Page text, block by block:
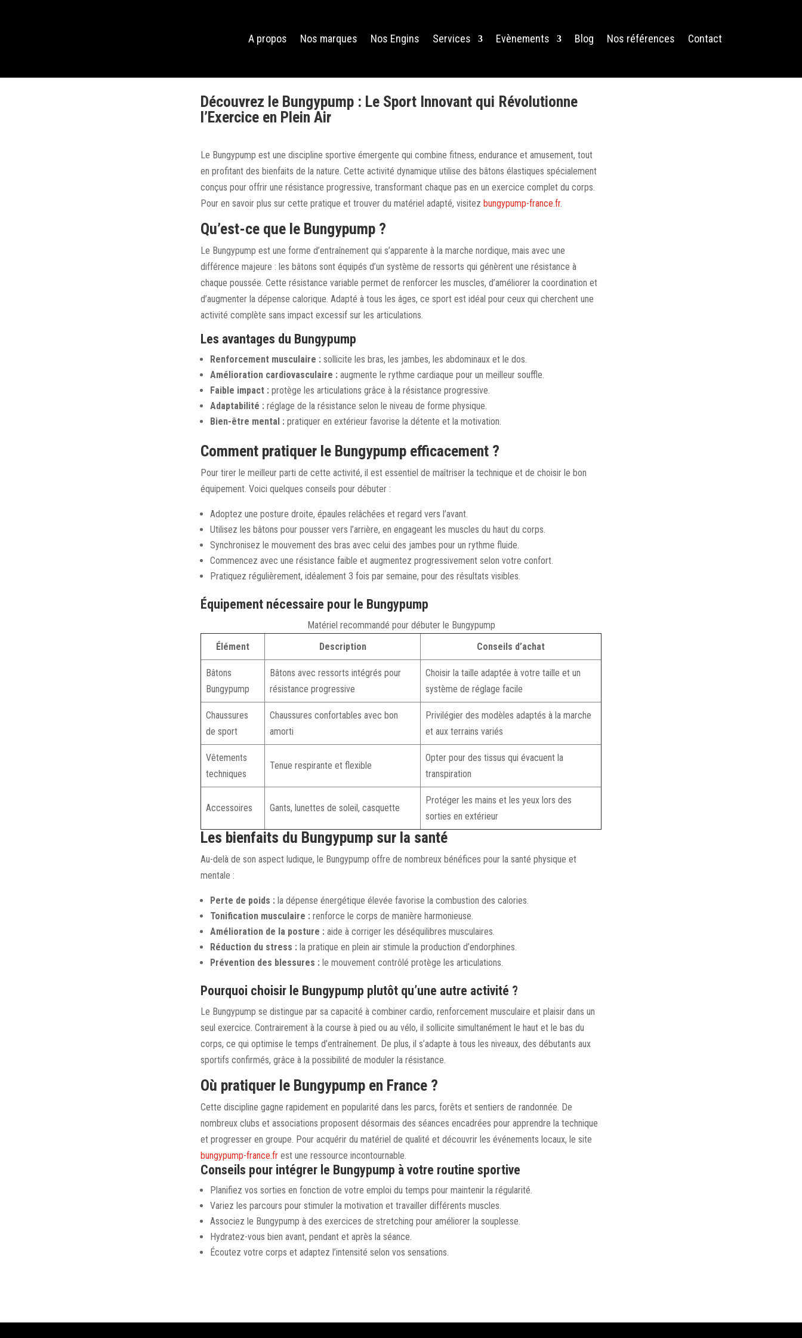
A propos Nos marques Nos Engins Services Evènements Blog Nos références Contact
Découvrez le Bungypump : Le Sport Innovant qui Révolutionne
l’Exercice en Plein Air
Le Bungypump est une discipline sportive émergente qui combine fitness, endurance et amusement, tout
en profitant des bienfaits de la nature. Cette activité dynamique utilise des bâtons élastiques spécialement
conçus pour offrir une résistance progressive, transformant chaque pas en un exercice complet du corps.
Pour en savoir plus sur cette pratique et trouver du matériel adapté, visitez bungypump-france.fr.
Qu’est-ce que le Bungypump ?
Le Bungypump est une forme d’entraînement qui s’apparente à la marche nordique, mais avec une
différence majeure : les bâtons sont équipés d’un système de ressorts qui génèrent une résistance à
chaque poussée. Cette résistance variable permet de renforcer les muscles, d’améliorer la coordination et
d’augmenter la dépense calorique. Adapté à tous les âges, ce sport est idéal pour ceux qui cherchent une
activité complète sans impact excessif sur les articulations.
Les avantages du Bungypump
Renforcement musculaire : sollicite les bras, les jambes, les abdominaux et le dos.
Amélioration cardiovasculaire : augmente le rythme cardiaque pour un meilleur souffle.
Faible impact : protège les articulations grâce à la résistance progressive.
Adaptabilité : réglage de la résistance selon le niveau de forme physique.
Bien-être mental : pratiquer en extérieur favorise la détente et la motivation.
Comment pratiquer le Bungypump efficacement ?
Pour tirer le meilleur parti de cette activité, il est essentiel de maîtriser la technique et de choisir le bon
équipement. Voici quelques conseils pour débuter :
Adoptez une posture droite, épaules relâchées et regard vers l’avant.
Utilisez les bâtons pour pousser vers l’arrière, en engageant les muscles du haut du corps.
Synchronisez le mouvement des bras avec celui des jambes pour un rythme fluide.
Commencez avec une résistance faible et augmentez progressivement selon votre confort.
Pratiquez régulièrement, idéalement 3 fois par semaine, pour des résultats visibles.
Équipement nécessaire pour le Bungypump
Matériel recommandé pour débuter le Bungypump
Élément
Description Conseils d’achat
Bâtons
Bungypump
Bâtons avec ressorts intégrés pour
résistance progressive
Choisir la taille adaptée à votre taille et un
système de réglage facile
Chaussures
de sport
Chaussures confortables avec bon
amorti
Privilégier des modèles adaptés à la marche
et aux terrains variés
Vêtements
techniques
Tenue respirante et flexible
Opter pour des tissus qui évacuent la
transpiration
Accessoires Gants, lunettes de soleil, casquette
Protéger les mains et les yeux lors des
sorties en extérieur
Les bienfaits du Bungypump sur la santé
Au-delà de son aspect ludique, le Bungypump offre de nombreux bénéfices pour la santé physique et
mentale :
Perte de poids : la dépense énergétique élevée favorise la combustion des calories.
Tonification musculaire : renforce le corps de manière harmonieuse.
Amélioration de la posture : aide à corriger les déséquilibres musculaires.
Réduction du stress : la pratique en plein air stimule la production d’endorphines.
Prévention des blessures : le mouvement contrôlé protège les articulations.
Pourquoi choisir le Bungypump plutôt qu’une autre activité ?
Le Bungypump se distingue par sa capacité à combiner cardio, renforcement musculaire et plaisir dans un
seul exercice. Contrairement à la course à pied ou au vélo, il sollicite simultanément le haut et le bas du
corps, ce qui optimise le temps d’entraînement. De plus, il s’adapte à tous les niveaux, des débutants aux
sportifs confirmés, grâce à la possibilité de moduler la résistance.
Où pratiquer le Bungypump en France ?
Cette discipline gagne rapidement en popularité dans les parcs, forêts et sentiers de randonnée. De
nombreux clubs et associations proposent désormais des séances encadrées pour apprendre la technique
et progresser en groupe. Pour acquérir du matériel de qualité et découvrir les événements locaux, le site
bungypump-france.fr est une ressource incontournable.
Conseils pour intégrer le Bungypump à votre routine sportive
Planifiez vos sorties en fonction de votre emploi du temps pour maintenir la régularité.
Variez les parcours pour stimuler la motivation et travailler différents muscles.
Associez le Bungypump à des exercices de stretching pour améliorer la souplesse.
Hydratez-vous bien avant, pendant et après la séance.
Écoutez votre corps et adaptez l’intensité selon vos sensations.